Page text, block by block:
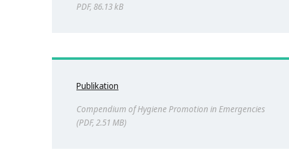
PDF, 86.13 kB
Publikation
Compendium of Hygiene Promotion in Emergencies
PDF, 2.51 MB